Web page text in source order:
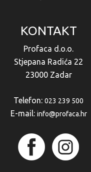
KONTAKT
Profaca d.o.o.
Stjepana Radića 22
23000 Zadar
Telefon: 023 239 500
E-mail: info@profaca.hr